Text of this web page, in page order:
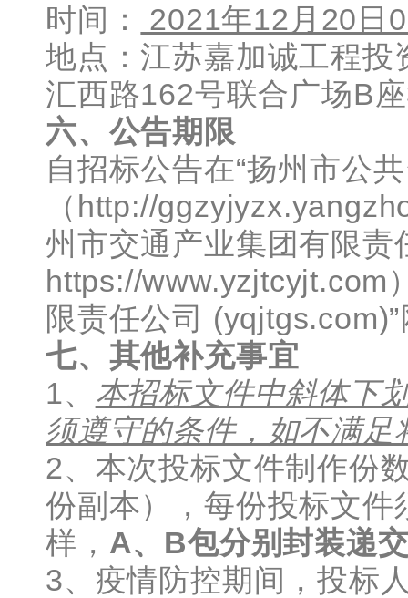
时间：
2021年12月20日
地点：江苏嘉加诚工程
汇西路162号联合广场B
六、公告期限
自招标公告在“扬州市公
（http://
州市交通产业集团有限责
https://www.yzjtcyjt.com
限责任公司
七、其他补充事宜
1、 本招标文件中斜体下
须遵守的条件，如不满
2、本次投标文件制作份
份副本），每份投标文件
样， A、B包分别封装递
3、疫情防控期间，投标